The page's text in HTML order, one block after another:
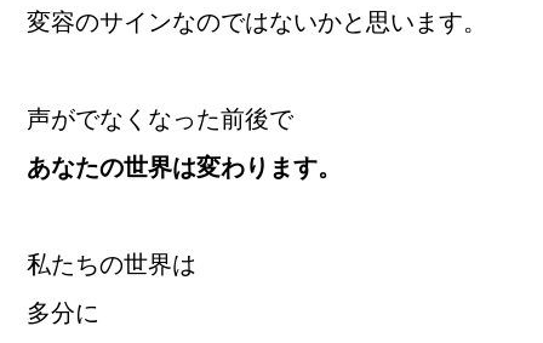
変容のサインなのではないかと思います。
声がでなくなった前後で
あなたの世界は変わります。
私たちの世界は
多分に